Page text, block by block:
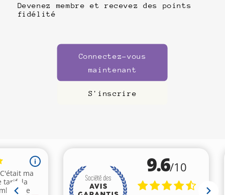
Devenez membre et recevez des points
fidélité
Connectez-vous
maintenant
S'inscrire